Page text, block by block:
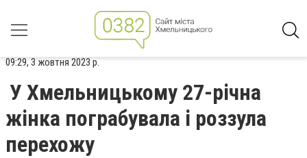
09:29, 3 жовтня 2023 р.
У Хмельницькому 27-річна
жінка пограбувала і роззула
перехожу